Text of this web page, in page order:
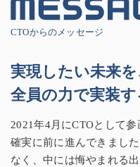
CTOからのメッセージ
実現したい未来を
全員の力で実装す
2021年4月にCTOとして
確実に前に進んできまし
なく、中には悔やまれる